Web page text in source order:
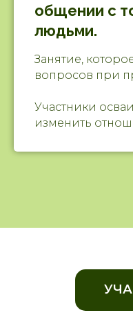
общении с
людьми.
Занятие,
вопросов при
Участники
изменить